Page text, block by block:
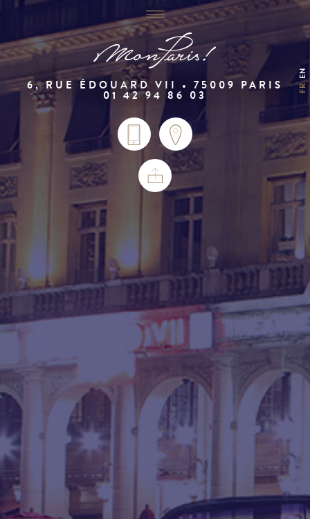
FR
EN
6, RUE ÉDOUARD VII • 75009 PARIS
01 42 94 86 03